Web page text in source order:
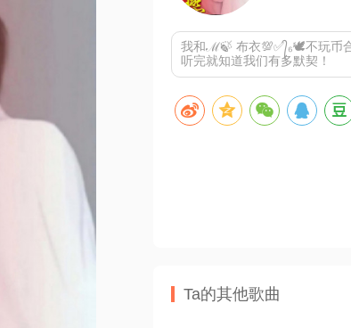
我和ℳ🍃 布衣💯✅᭄₆🕊不玩币
听完就知道我们有多默契！
Ta的其他歌曲